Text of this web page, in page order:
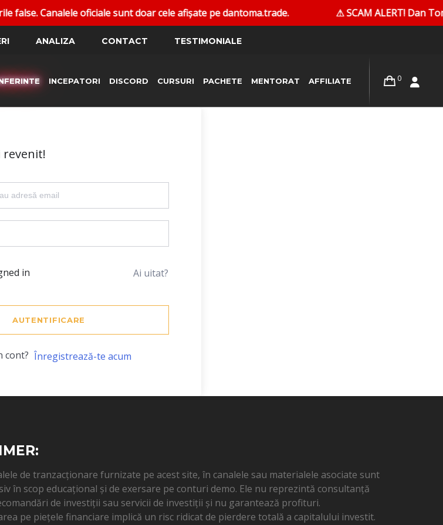
Canalele oficiale sunt doar cele afișate pe dantoma.trade. ⚠ SCAM ALERT! Dan
ANALIZA CONTACT TESTIMONIALE
0
INCEPATORI DISCORD CURSURI PACHETE MENTORAT AFFILIATE
revenit!
in Ai uitat?
AUTENTIFICARE
cont? Înregistrează-te acum
de tranzacționare furnizate pe acest site, în canalele sau materialele asociate sunt
în scop educațional și de exersare pe conturi demo. Ele nu reprezintă consultanță
de investiții sau servicii de investiții și nu garantează profituri.
pe piețele financiare implică un risc ridicat de pierdere totală a capitalului investit.